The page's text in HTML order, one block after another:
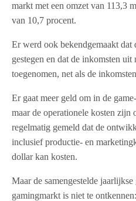
markt met een omzet van 113,3
van 10,7 procent.
Er werd ook bekendgemaakt dat
gestegen en dat de inkomsten
toegenomen, net als de
Er gaat meer geld om in de
maar de operationele kosten zijn
regelmatig gemeld dat de
inclusief productie- en
dollar kan kosten.
Maar de samengestelde
gamingmarkt is niet te